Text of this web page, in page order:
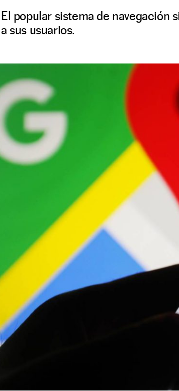
El popular sistema de navegación
a sus usuarios.